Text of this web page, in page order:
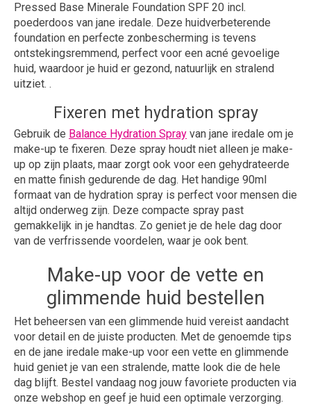
Pressed Base Minerale Foundation SPF 20 incl.
poederdoos van jane iredale. Deze huidverbeterende
foundation en perfecte zonbescherming is tevens
ontstekingsremmend, perfect voor een acné gevoelige
huid, waardoor je huid er gezond, natuurlijk en stralend
uitziet. .
Fixeren met hydration spray
Gebruik de Balance Hydration Spray van jane iredale om je
make-up te fixeren. Deze spray houdt niet alleen je make-
up op zijn plaats, maar zorgt ook voor een gehydrateerde
en matte finish gedurende de dag. Het handige 90ml
formaat van de hydration spray is perfect voor mensen die
altijd onderweg zijn. Deze compacte spray past
gemakkelijk in je handtas. Zo geniet je de hele dag door
van de verfrissende voordelen, waar je ook bent.
Make-up voor de vette en
glimmende huid bestellen
Het beheersen van een glimmende huid vereist aandacht
voor detail en de juiste producten. Met de genoemde tips
en de jane iredale make-up voor een vette en glimmende
huid geniet je van een stralende, matte look die de hele
dag blijft. Bestel vandaag nog jouw favoriete producten via
onze webshop en geef je huid een optimale verzorging.